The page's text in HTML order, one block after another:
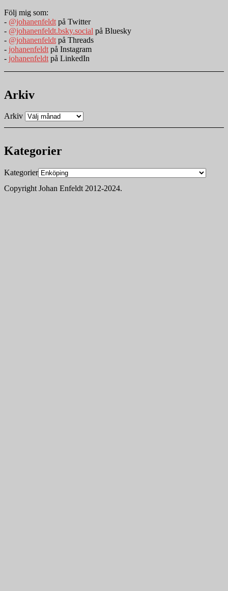
Följ mig som:
- @johanenfeldt på Twitter
- @johanenfeldt.bsky.social på Bluesky
- @johanenfeldt på Threads
- johanenfeldt på Instagram
- johanenfeldt på LinkedIn
Arkiv
Arkiv
Kategorier
Kategorier
Copyright Johan Enfeldt 2012-2024.